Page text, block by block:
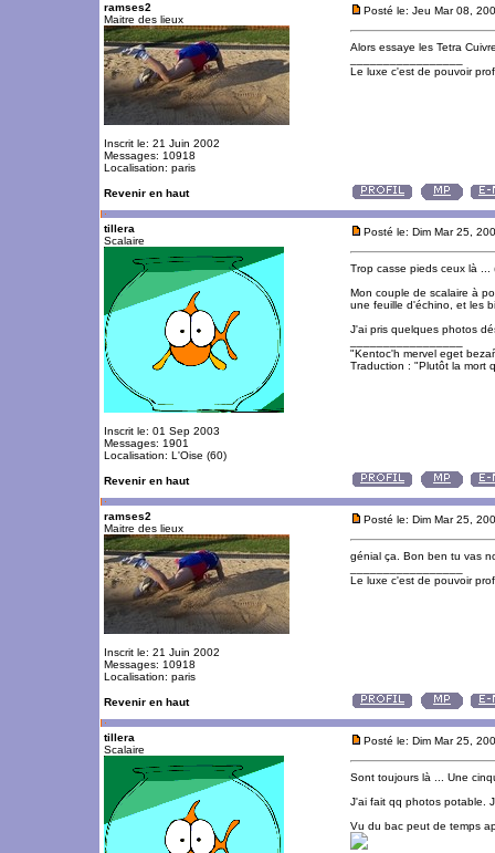
ramses2
Maitre des lieux
Inscrit le: 21 Juin 2002
Messages: 10918
Localisation: paris
Posté le: Jeu Mar 08,
Alors essaye les Tetra
Le luxe c'est de pouvoir
Revenir en haut
tillera
Scalaire
Inscrit le: 01 Sep 2003
Messages: 1901
Localisation: L'Oise (60)
Posté le: Dim Mar 25,
Trop casse pieds ceux là ...
Mon couple de scalaire à
une feuille d'échino, et les
J'ai pris quelques photos
"Kentoc'h mervel eget
Traduction : "Plutôt la mort
Revenir en haut
ramses2
Maitre des lieux
Inscrit le: 21 Juin 2002
Messages: 10918
Localisation: paris
Posté le: Dim Mar 25,
génial ça. Bon ben tu vas
Le luxe c'est de pouvoir
Revenir en haut
tillera
Scalaire
Posté le: Dim Mar 25,
Sont toujours là ... Une
J'ai fait qq photos potable.
Vu du bac peut de temps